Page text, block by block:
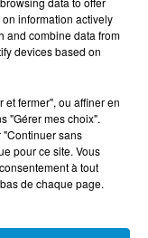
07/26
07/26
information actively
and combine data from
devices based on
et fermer", ou affiner en
"Gérer mes choix".
sans
pour ce site. Vous
à tout
de chaque page.